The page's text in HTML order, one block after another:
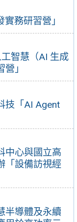
務研習營」
智慧（AI 生成
」
技「AI Agent
中心與國立高
「設備訪視經
半導體及永續